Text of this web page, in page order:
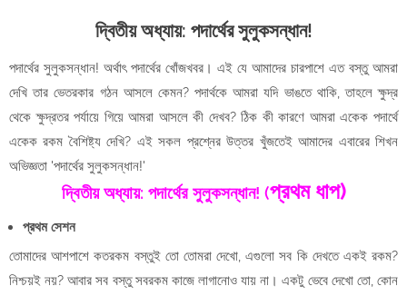
দ্বিতীয় অধ্যায়: পদার্থের সুলুকসন্ধান!
পদার্থের সুলুকসন্ধান! অর্থাৎ পদার্থের খোঁজখবর। এই যে আমাদের চারপাশে এত বস্তু আমরা
দেখি তার ভেতরকার গঠন আসলে কেমন? পদার্থকে আমরা যদি ভাঙতে থাকি, তাহলে ক্ষুদ্র
থেকে ক্ষুদ্রতর পর্যায়ে গিয়ে আমরা আসলে কী দেখব? ঠিক কী কারণে আমরা একেক পদার্থে
একেক রকম বৈশিষ্ট্য দেখি? এই সকল প্রশ্নের উত্তর খুঁজতেই আমাদের এবারের শিখন
অভিজ্ঞতা 'পদার্থের সুলুকসন্ধান!'
দ্বিতীয় অধ্যায়: পদার্থের সুলুকসন্ধান! (প্রথম ধাপ)
প্রথম সেশন
তোমাদের আশপাশে কতরকম বস্তুই তো তোমরা দেখো, এগুলো সব কি দেখতে একই রকম?
নিশ্চয়ই নয়? আবার সব বস্তু সবরকম কাজে লাগানোও যায় না। একটু ভেবে দেখো তো, কোন